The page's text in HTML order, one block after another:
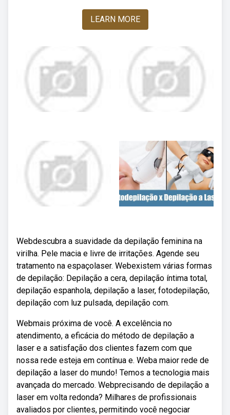
LEARN MORE
Webdescubra a suavidade da depilação feminina na
virilha. Pele macia e livre de irritações. Agende seu
tratamento na espaçolaser. Webexistem várias formas
de depilação: Depilação a cera, depilação íntima total,
depilação espanhola, depilação a laser, fotodepilação,
depilação com luz pulsada, depilação com.
Webmais próxima de você. A excelência no
atendimento, a eficácia do método de depilação a
laser e a satisfação dos clientes fazem com que
nossa rede esteja em contínua e. Weba maior rede de
depilação a laser do mundo! Temos a tecnologia mais
avançada do mercado. Webprecisando de depilação a
laser em volta redonda? Milhares de profissionais
avaliados por clientes, permitindo você negociar